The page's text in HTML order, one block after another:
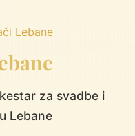
Lebane
za svadbe i
Lebane